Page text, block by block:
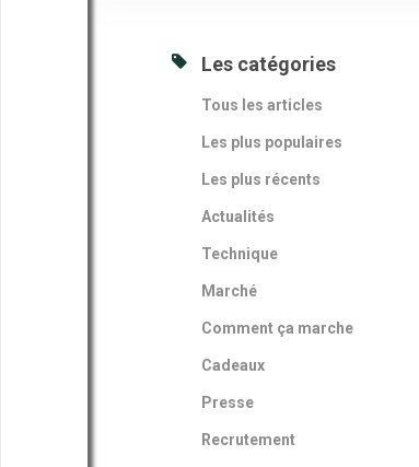
Les catégories
Tous les articles
Les plus populaires
Les plus récents
Actualités
Technique
Marché
Comment ça marche
Cadeaux
Presse
Recrutement